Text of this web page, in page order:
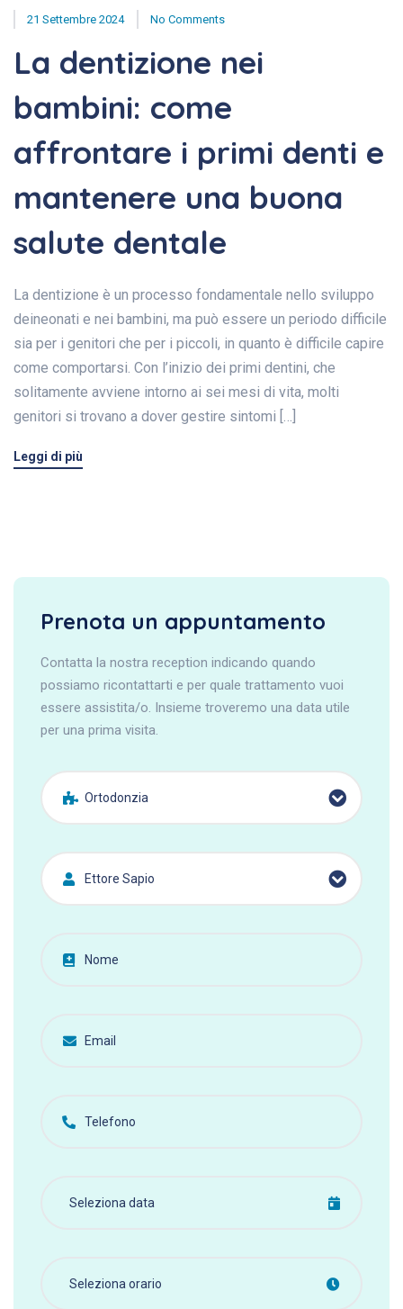
21 Settembre 2024 No Comments
La dentizione nei
bambini: come
affrontare i primi denti e
mantenere una buona
salute dentale
La dentizione è un processo fondamentale nello sviluppo
deineonati e nei bambini, ma può essere un periodo difficile
sia per i genitori che per i piccoli, in quanto è difficile capire
come comportarsi. Con l’inizio dei primi dentini, che
solitamente avviene intorno ai sei mesi di vita, molti
genitori si trovano a dover gestire sintomi […]
Leggi di più
Prenota un appuntamento
Contatta la nostra reception indicando quando
possiamo ricontattarti e per quale trattamento vuoi
essere assistita/o. Insieme troveremo una data utile
per una prima visita.
Ortodonzia
Ettore Sapio